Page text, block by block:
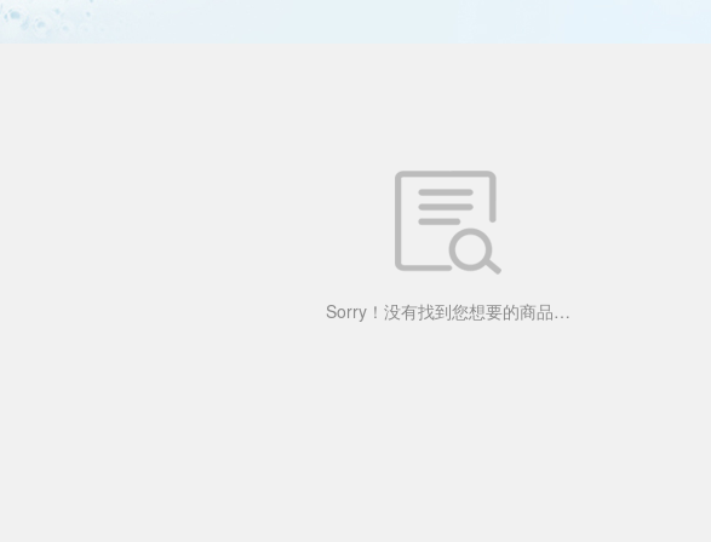
Sorry！没有找到您想要的商品…